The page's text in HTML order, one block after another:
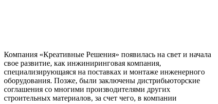
Компания «Креативные Решения» появилась на свет и начала
свое развитие, как инжиниринговая компания,
специализирующаяся на поставках и монтаже инженерного
оборудования. Позже, были заключены дистрибьюторские
соглашения со многими производителями других
строительных материалов, за счет чего, в компании